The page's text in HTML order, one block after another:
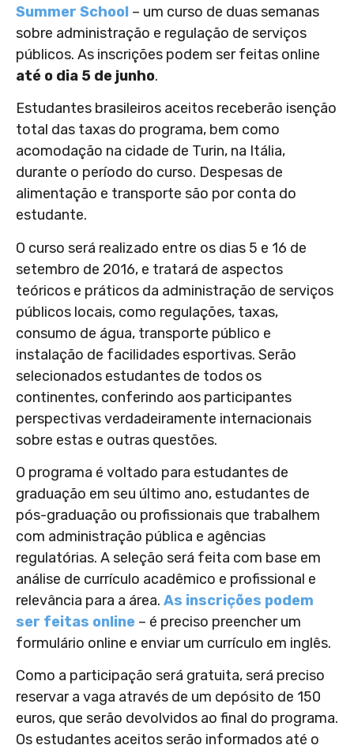
Summer School – um curso de duas semanas
sobre administração e regulação de serviços
públicos. As inscrições podem ser feitas online
até o dia 5 de junho.
Estudantes brasileiros aceitos receberão isenção
total das taxas do programa, bem como
acomodação na cidade de Turin, na Itália,
durante o período do curso. Despesas de
alimentação e transporte são por conta do
estudante.
O curso será realizado entre os dias 5 e 16 de
setembro de 2016, e tratará de aspectos
teóricos e práticos da administração de serviços
públicos locais, como regulações, taxas,
consumo de água, transporte público e
instalação de facilidades esportivas. Serão
selecionados estudantes de todos os
continentes, conferindo aos participantes
perspectivas verdadeiramente internacionais
sobre estas e outras questões.
O programa é voltado para estudantes de
graduação em seu último ano, estudantes de
pós-graduação ou profissionais que trabalhem
com administração pública e agências
regulatórias. A seleção será feita com base em
análise de currículo acadêmico e profissional e
relevância para a área. As inscrições podem
ser feitas online – é preciso preencher um
formulário online e enviar um currículo em inglês.
Como a participação será gratuita, será preciso
reservar a vaga através de um depósito de 150
euros, que serão devolvidos ao final do programa.
Os estudantes aceitos serão informados até o